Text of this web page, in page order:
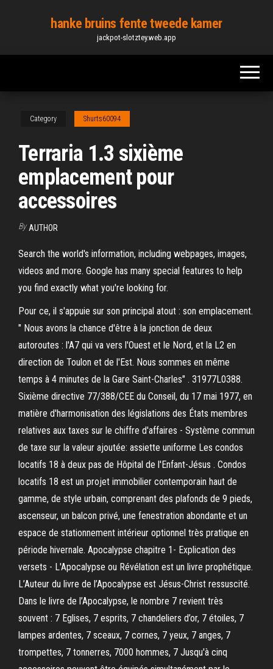
content
hanke bruins fente tweede kamer
jackpot-slotztey.web.app
Category Shurts60094
Terraria 1.3 sixième
emplacement pour
accessoires
By AUTHOR
Search the world's information, including webpages, images,
videos and more. Google has many special features to help
you find exactly what you're looking for.
Pour ce, il s'appuie sur son principal atout : son emplacement.
" Nous avons la chance d'être à la jonction de deux
autoroutes : l'A7 qui va vers l'Ouest et le Nord, et la L2 en
direction de Toulon et de l'Est. Nous sommes en même
temps à 4 minutes de la Gare Saint-Charles" . 31977L0388.
Sixième directive 77/388/CEE du Conseil, du 17 mai 1977, en
matière d'harmonisation des législations des États membres
relatives aux taxes sur le chiffre d'affaires - Système commun
de taxe sur la valeur ajoutée: assiette uniforme Les condos
locatifs 18 à deux pas de Hôpital de l'Enfant-Jésus . Condos
locatifs 18 est un projet immobilier contemporain haut de
gamme, de style urbain, comprenant des plafonds de 9 pieds,
ascenseur, un balcon privé, une fenestration abondante et un
espace de stationnement intérieur optionnel très pratique en
période hivernale. Apocalypse chapitre 1- Explication des
versets - L'Apocalypse ou Révélation est un livre prophétique.
L’Auteur du livre de l’Apocalypse est Jésus-Christ ressuscité.
Dans le livre de l’Apocalypse, le nombre 7 revient très
souvent : 7 Eglises, 7 esprits, 7 chandeliers d’or, 7 étoiles, 7
lampes ardentes, 7 sceaux, 7 cornes, 7 yeux, 7 anges, 7
trompettes, 7 tonnerres, 7000 hommes, 7 Jusqu'à cinq